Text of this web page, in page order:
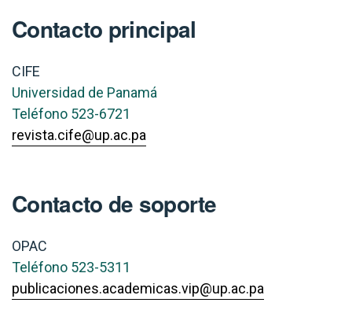
Contacto principal
CIFE
Universidad de Panamá
Teléfono 523-6721
revista.cife@up.ac.pa
Contacto de soporte
OPAC
Teléfono 523-5311
publicaciones.academicas.vip@up.ac.pa